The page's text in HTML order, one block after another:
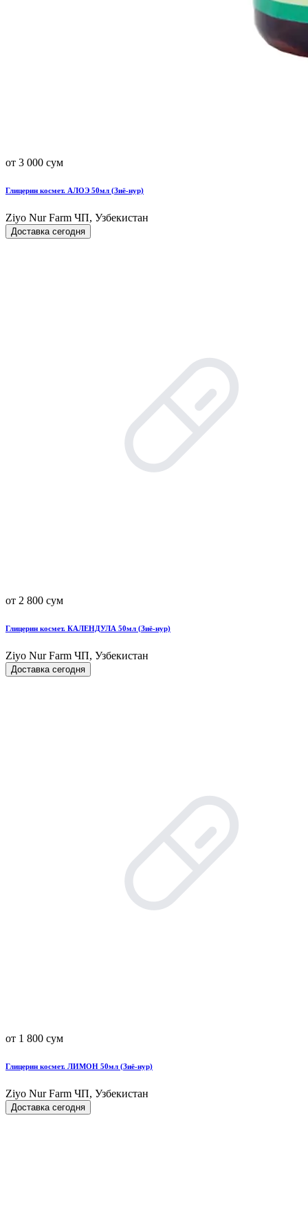
от 3 000 сум
Глицерин космет. АЛОЭ 50мл (Зиё-нур)
Ziyo Nur Farm ЧП, Узбекистан
Доставка сегодня
от 2 800 сум
Глицерин космет. КАЛЕНДУЛА 50мл (Зиё-нур)
Ziyo Nur Farm ЧП, Узбекистан
Доставка сегодня
от 1 800 сум
Глицерин космет. ЛИМОН 50мл (Зиё-нур)
Ziyo Nur Farm ЧП, Узбекистан
Доставка сегодня